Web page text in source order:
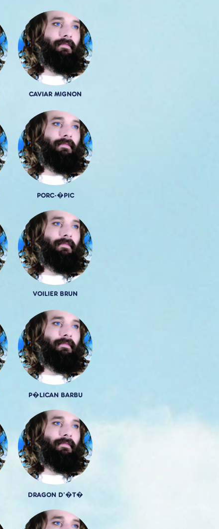
CAVIAR MIGNON
PORC-�PIC
VOILIER BRUN
P�LICAN BARBU
DRAGON D'�T�